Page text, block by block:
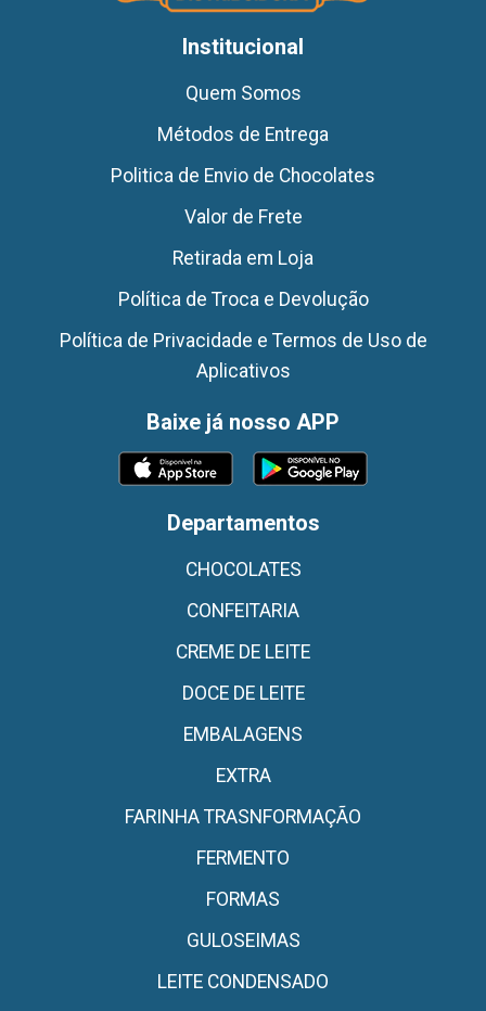
Institucional
Quem Somos
Métodos de Entrega
Politica de Envio de Chocolates
Valor de Frete
Retirada em Loja
Política de Troca e Devolução
Política de Privacidade e Termos de Uso de
Aplicativos
Baixe já nosso APP
Departamentos
CHOCOLATES
CONFEITARIA
CREME DE LEITE
DOCE DE LEITE
EMBALAGENS
EXTRA
FARINHA TRASNFORMAÇÃO
FERMENTO
FORMAS
GULOSEIMAS
LEITE CONDENSADO